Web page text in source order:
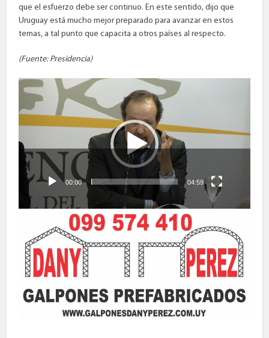
que el esfuerzo debe ser continuo. En este sentido, dijo que
Uruguay está mucho mejor preparado para avanzar en estos
temas, a tal punto que capacita a otros países al respecto.
(Fuente: Presidencia)
Reproductor
de
vídeo
00:00 04:59